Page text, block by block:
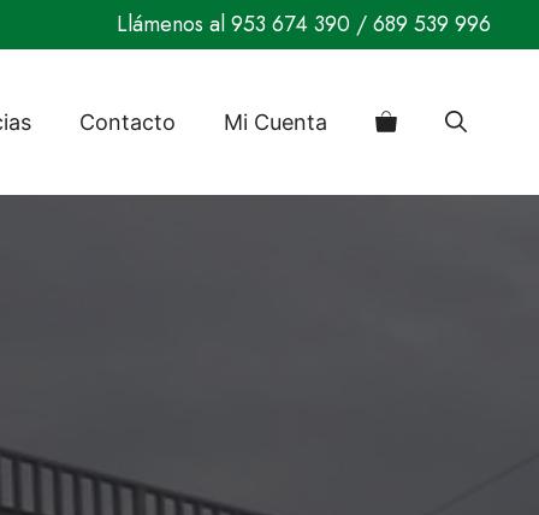
Llámenos al953 674 390 /689 539 996
Contacto Mi Cuenta